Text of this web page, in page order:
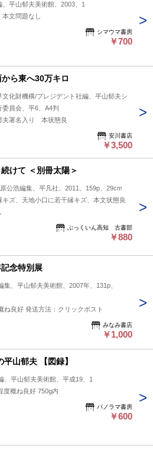
平山郁夫美術館、2003、1
文問題なし
シマウマ書房
￥700
ら東へ30万キロ
化財機構/プレジデント社編、平山郁夫シ
員会、平6、A4判
署名入り 本状態良
安川書店
￥3,500
けて ＜別冊太陽＞
公浩編集、平凡社、2011、159p、29cm
ズ、天地小口に若干縁キズ、本文状態良
ぶっくいん高知 古書部
￥880
念特別展
集、平山郁夫美術館、2007年、131p、
ね良好 発送方法：クリックポスト
みなみ書店
￥1,000
山郁夫 【図録】
、平山郁夫美術館、平成19、1
度概ね良好 750g内
パノラマ書房
￥600